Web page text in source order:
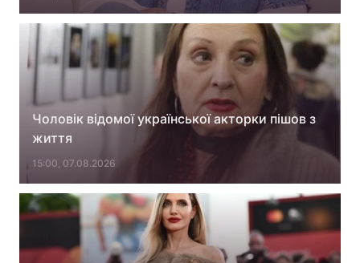
Зброя Інциденти
Здоров'я Туризм
Погода
Екологія Регіони
Відео з Youtube Статті
Думки
Чоловік відомої української акторки пішов з
життя
15:00, 07.08.2026